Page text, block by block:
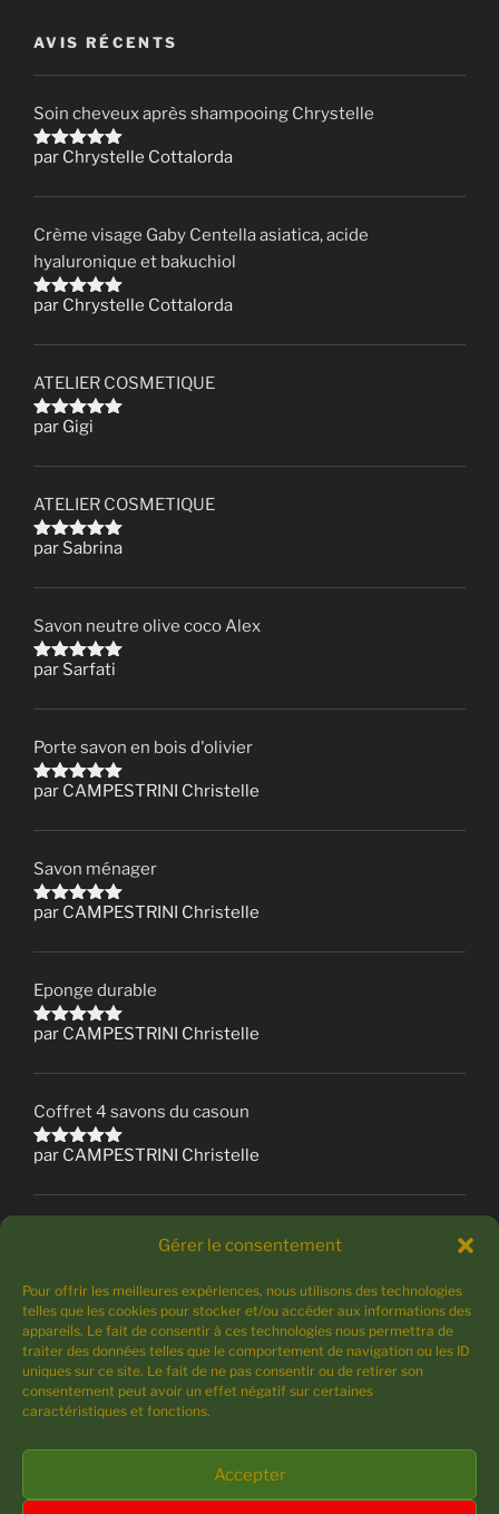
Gérer le consentement
Pour offrir les meilleures expériences, nous utilisons des technologies
telles que les cookies pour stocker et/ou accéder aux informations des
appareils. Le fait de consentir à ces technologies nous permettra de
traiter des données telles que le comportement de navigation ou les ID
uniques sur ce site. Le fait de ne pas consentir ou de retirer son
consentement peut avoir un effet négatif sur certaines
caractéristiques et fonctions.
Accepter
AVIS RÉCENTS
Soin cheveux après shampooing Chrystelle
Note5
par Chrystelle Cottalorda
Crème visage Gaby Centella asiatica, acide
hyaluronique et bakuchiol
Note5
par Chrystelle Cottalorda
ATELIER COSMETIQUE
Note5
par Gigi
ATELIER COSMETIQUE
Note5
par Sabrina
Savon neutre olive coco Alex
Note5
par Sarfati
Porte savon en bois d'olivier
Note5
par CAMPESTRINI Christelle
Savon ménager
Note5
par CAMPESTRINI Christelle
Eponge durable
Note5
par CAMPESTRINI Christelle
Coffret 4 savons du casoun
Note5
par CAMPESTRINI Christelle
sur 5
MOYENNE DES NOTES
sur 5
(4)